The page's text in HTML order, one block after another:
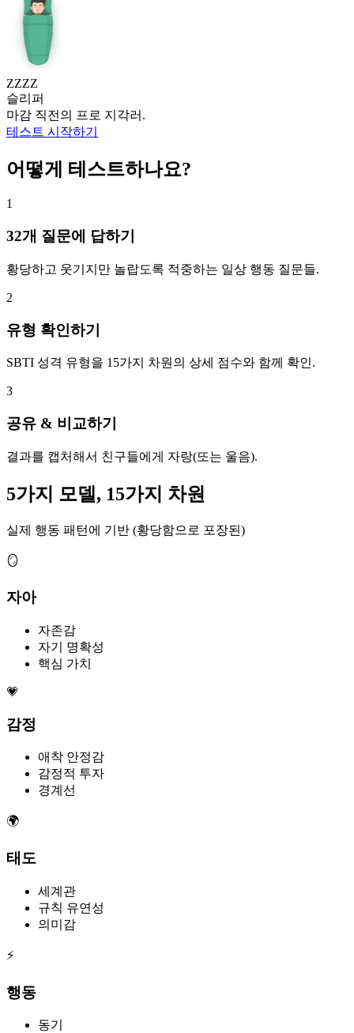
ZZZZ
슬리퍼
마감 직전의 프로 지각러.
테스트 시작하기
어떻게 테스트하나요?
1
32개 질문에 답하기
황당하고 웃기지만 놀랍도록 적중하는 일상 행동 질문들.
2
유형 확인하기
SBTI 성격 유형을 15가지 차원의 상세 점수와 함께 확인.
3
공유 & 비교하기
결과를 캡처해서 친구들에게 자랑(또는 울음).
5가지 모델, 15가지 차원
실제 행동 패턴에 기반 (황당함으로 포장된)
🪞
자아
자존감
자기 명확성
핵심 가치
💗
감정
애착 안정감
감정적 투자
경계선
🌍
태도
세계관
규칙 유연성
의미감
⚡
행동
동기